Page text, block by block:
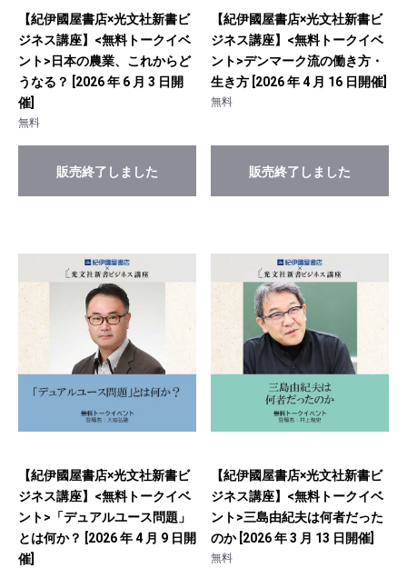
【紀伊國屋書店×光文社新書ビ
ジネス講座】<無料トークイベ
ント>日本の農業、これからど
うなる？ [2026 年 6 月 3 日開
催]
無料
販売終了しました
【紀伊國屋書店×光文社新書ビ
ジネス講座】<無料トークイベ
ント>デンマーク流の働き方・
生き方 [2026 年 4 月 16 日開催]
無料
販売終了しました
【紀伊國屋書店×光文社新書ビ
ジネス講座】<無料トークイベ
ント>「デュアルユース問題」
とは何か？ [2026 年 4 月 9 日開
催]
【紀伊國屋書店×光文社新書ビ
ジネス講座】<無料トークイベ
ント>三島由紀夫は何者だった
のか [2026 年 3 月 13 日開催]
無料